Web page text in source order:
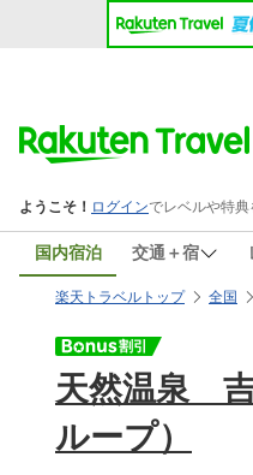
国内宿泊 交通＋宿
楽天トラベルトップ 全国
天然温泉
ループ）